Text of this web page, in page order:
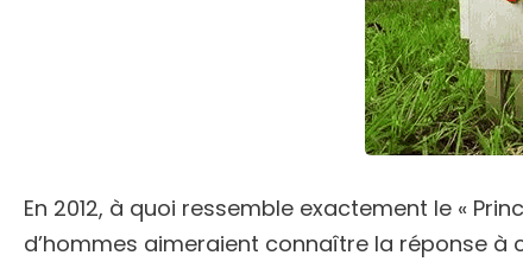
En 2012, à quoi ressemble exactement le «
d’hommes aimeraient connaître la réponse à